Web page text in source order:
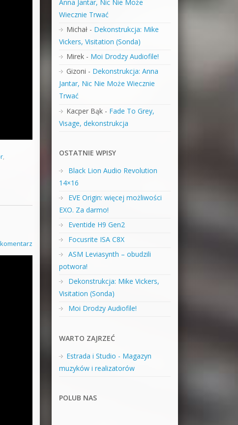
,
Anna Jantar, Nic Nie Może
Wiecznie Trwać
Michał- Dekonstrukcja: Mike
Vickers, Visitation (Sonda)
Mirek- Moi Drodzy Audiofile!
Gizoni - Dekonstrukcja: Anna
Jantar, Nic Nie Może Wiecznie
Trwać
Kacper Bąk- Fade To Grey,
Visage, dekonstrukcja
OSTATNIE WPISY
Black Lion Audio Revolution
14×16
EVE Origin: więcej możliwości
EXO. Za darmo!
Eventide H9 Gen2
Focusrite ISA C8X
ASM Leviasynth – obudzili
potwora!
Dekonstrukcja: Mike Vickers,
Visitation (Sonda)
Moi Drodzy Audiofile!
WARTO ZAJRZEĆ
Estrada i Studio - Magazyn
muzyków i realizatorów
POLUB NAS